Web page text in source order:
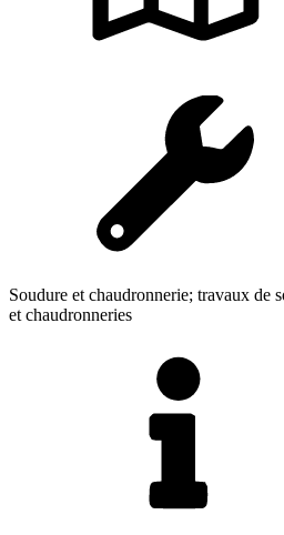
Soudure et chaudronnerie; travaux de
et chaudronneries